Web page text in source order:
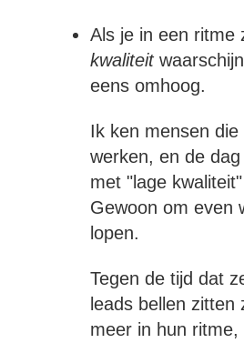
Als je in een ritme
kwaliteit
eens omhoog.
Ik ken mensen die
werken, en de
met "lage
Gewoon om even
lopen.
Tegen de tijd dat
leads bellen zitten
meer in hun